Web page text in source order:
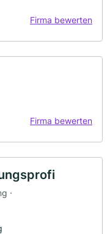
Firma bewerten
Firma bewerten
·